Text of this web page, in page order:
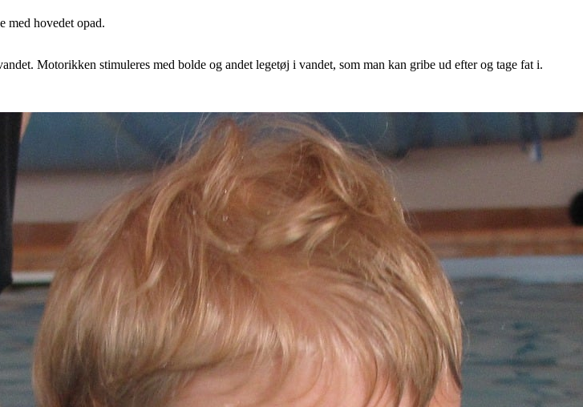
med hovedet opad.
Motorikken stimuleres med bolde og andet legetøj i vandet, som man kan gribe ud efter og tage fat i.